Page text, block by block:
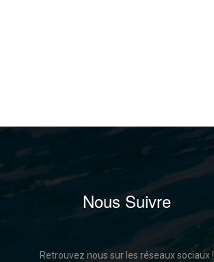
Nous Suivre
Retrouvez nous sur les réseaux sociaux !